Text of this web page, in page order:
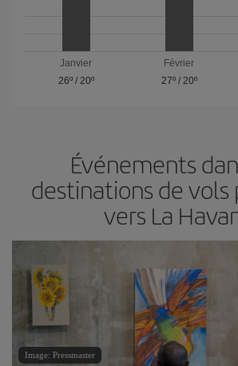
Janvier
26º/ 20º
Février
27º/ 20º
Événements
destinations de vols
vers La
Image: Pressmaster